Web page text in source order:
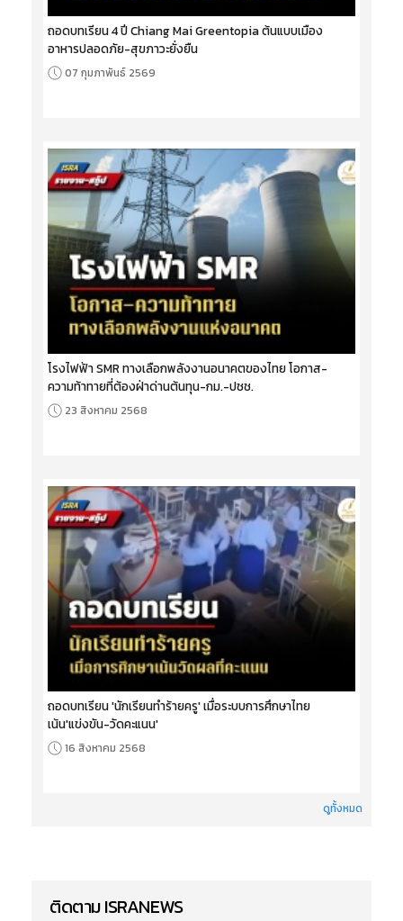
ถอดบทเรียน 4 ปี Chiang Mai Greentopia ต้นแบบเมือง
อาหารปลอดภัย-สุขภาวะยั่งยืน
07 กุมภาพันธ์ 2569
โรงไฟฟ้า SMR ทางเลือกพลังงานอนาคตของไทย โอกาส-
ความท้าทายที่ต้องฝ่าด่านต้นทุน-กม.-ปชช.
23 สิงหาคม 2568
ถอดบทเรียน 'นักเรียนทำร้ายครู' เมื่อระบบการศึกษาไทย
เน้น'แข่งขัน-วัดคะแนน'
16 สิงหาคม 2568
ดูทั้งหมด
ติดตาม ISRANEWS